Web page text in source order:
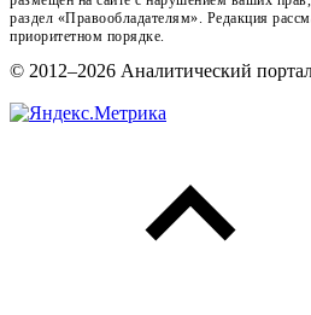
раздел «Правообладателям». Редакция
приоритетном порядке.
© 2012–2026 Аналитический